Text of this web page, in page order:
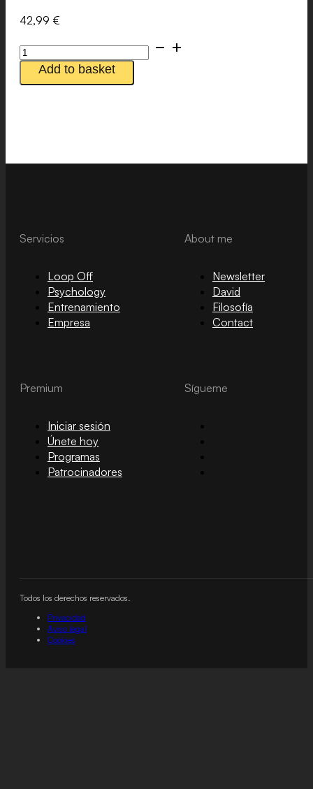
42,99 €
Evowhey
Protein
Add to basket
Servicios
Loop Off
Psychology
Entrenamiento
Empresa
About me
Newsletter
David
Filosofía
Contact
Premium
Iniciar sesión
Únete hoy
Programas
Patrocinadores
Sígueme
Todos los derechos reservados.
Privacidad
Aviso legal
Cookies